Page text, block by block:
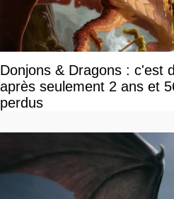
Donjons & Dragons : c'est
après seulement 2 ans et
perdus